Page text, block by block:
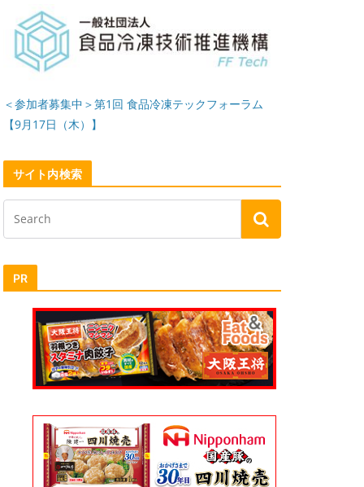
＜参加者募集中＞第1回 食品冷凍テックフォーラム
【9月17日（木）】
サイト内検索
PR